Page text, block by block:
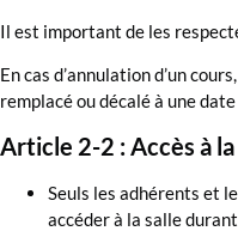
Il est important de les
En cas d’annulation d’un
remplacé ou décalé à une
Article 2-2 : Accès à
Seuls les adhérents et
accéder à la salle